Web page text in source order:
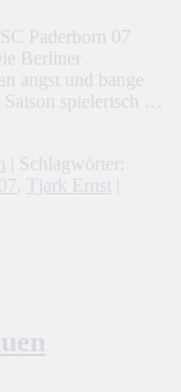
Paderborn 07
Berliner
angst und bange
spielerisch …
| Schlagwörter:
, Tjark Ernst